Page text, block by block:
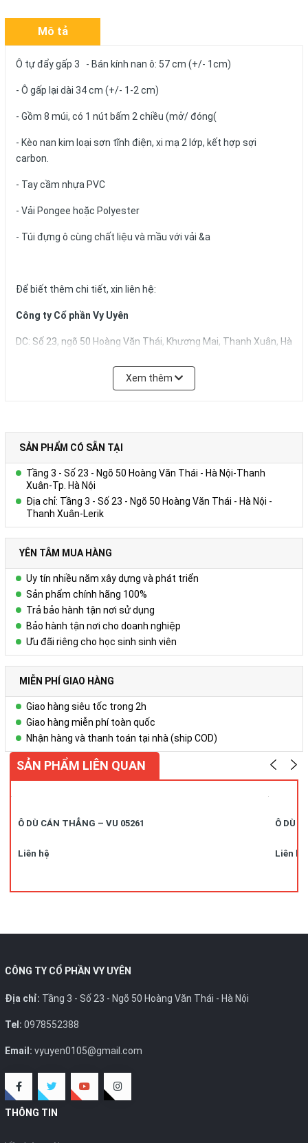
Mô tả
Ô tự đẩy gấp 3 - Bán kính nan ô: 57 cm (+/- 1cm)
- Ô gấp lại dài 34 cm (+/- 1-2 cm)
- Gồm 8 múi, có 1 nút bấm 2 chiều (mở/ đóng(
- Kèo nan kim loại sơn tĩnh điện, xi mạ 2 lớp, kết hợp sợi
carbon.
- Tay cầm nhựa PVC
- Vải Pongee hoặc Polyester
- Túi đựng ô cùng chất liệu và mầu với vải &a
Để biết thêm chi tiết, xin liên hệ:
Công ty Cổ phần Vy Uyên
DC: Số 23, ngõ 50 Hoàng Văn Thái, Khương Mai, Thanh Xuân, Hà
Hotline: 0978.552.388 ( Ms Uyên)
Xem thêm
SẢN PHẨM CÓ SẴN TẠI
Tầng 3 - Số 23 - Ngõ 50 Hoàng Văn Thái - Hà Nội-Thanh
Xuân-Tp. Hà Nội
Địa chỉ: Tầng 3 - Số 23 - Ngõ 50 Hoàng Văn Thái - Hà Nội -
Thanh Xuân-Lerik
YÊN TÂM MUA HÀNG
Uy tín nhiều năm xây dựng và phát triển
Sản phẩm chính hãng 100%
Trả bảo hành tận nơi sử dụng
Bảo hành tận nơi cho doanh nghiệp
Ưu đãi riêng cho học sinh sinh viên
MIỄN PHÍ GIAO HÀNG
Giao hàng siêu tốc trong 2h
Giao hàng miễn phí toàn quốc
Nhận hàng và thanh toán tại nhà (ship COD)
SẢN PHẨM LIÊN QUAN
Ô DÙ CÁN THẲNG – VU 05261
Liên hệ
Ô DÙ
Liên hệ
CÔNG TY CỔ PHẦN VY UYÊN
Địa chỉ: Tầng 3 - Số 23 - Ngõ 50 Hoàng Văn Thái - Hà Nội
Tel: 0978552388
Email: vyuyen0105@gmail.com
THÔNG TIN